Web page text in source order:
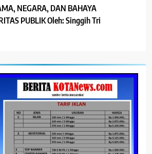
NEGARA, DAN BAHAYA
PUBLIK Oleh: Singgih Tri